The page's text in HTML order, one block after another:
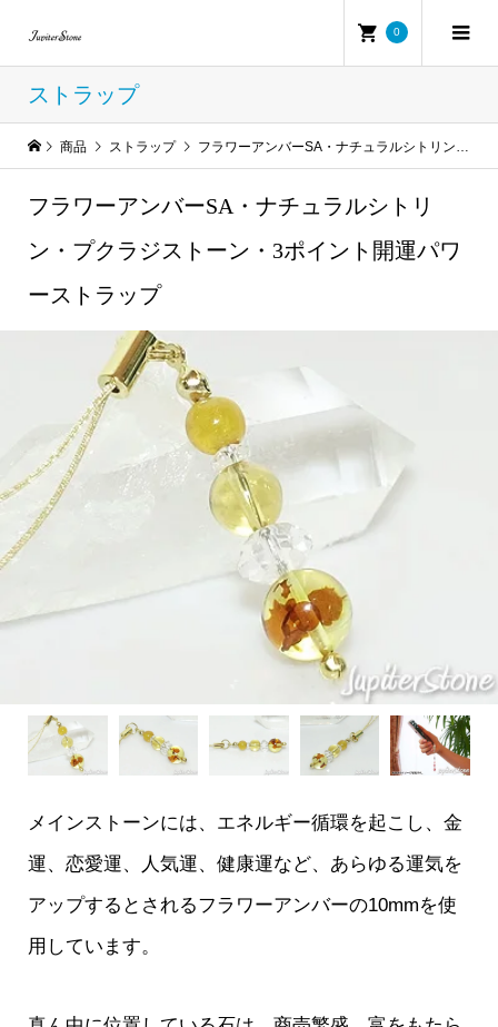
0
ストラップ
商品 ストラップ フラワーアンバーSA・ナチュラルシトリン・プクラジストーン・3ポイント開運パワーストラップ
フラワーアンバーSA・ナチュラルシトリ
ン・プクラジストーン・3ポイント開運パワ
ーストラップ
メインストーンには、エネルギー循環を起こし、金
運、恋愛運、人気運、健康運など、あらゆる運気を
アップするとされるフラワーアンバーの10mmを使
用しています。